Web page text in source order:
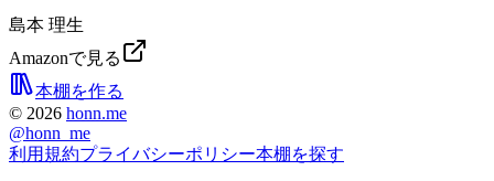
島本 理生
Amazonで見る
本棚を作る
© 2026 honn.me
@honn_me
利用規約プライバシーポリシー本棚を探す